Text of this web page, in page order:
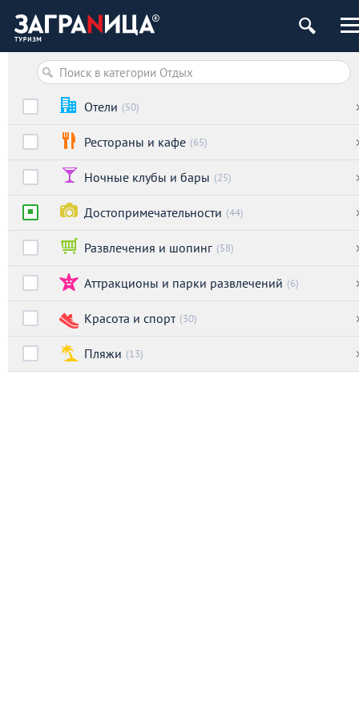
Отели (50)
Рестораны и кафе (65)
Ночные клубы и бары (25)
Достопримечательности (44)
Развлечения и шопинг (58)
Аттракционы и парки развлечений (6)
Красота и спорт (30)
Пляжи (13)